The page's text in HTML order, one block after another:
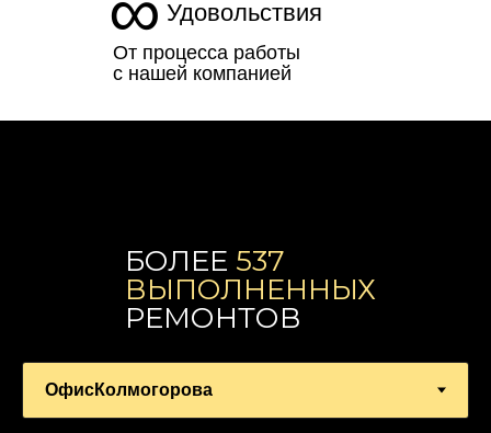
Удовольствия
От процесса работы
с нашей компанией
БОЛЕЕ 537
ВЫПОЛНЕННЫХ
РЕМОНТОВ